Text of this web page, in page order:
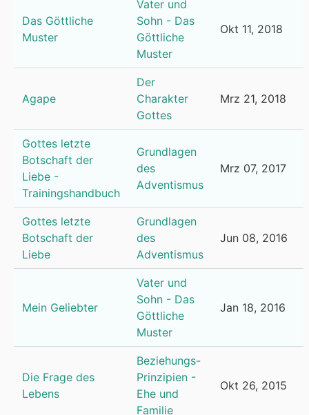
Das Göttliche
Muster
Vater und
Sohn - Das
Göttliche
Muster
Okt 11, 2018
Agape
Der
Charakter
Gottes
Mrz 21, 2018
Gottes letzte
Botschaft der
Liebe -
Trainingshandbuch
Grundlagen
des
Adventismus
Mrz 07, 2017
Gottes letzte
Botschaft der
Liebe
Grundlagen
des
Adventismus
Jun 08, 2016
Mein Geliebter
Vater und
Sohn - Das
Göttliche
Muster
Jan 18, 2016
Die Frage des
Lebens
Beziehungs-
Prinzipien -
Ehe und
Familie
Okt 26, 2015